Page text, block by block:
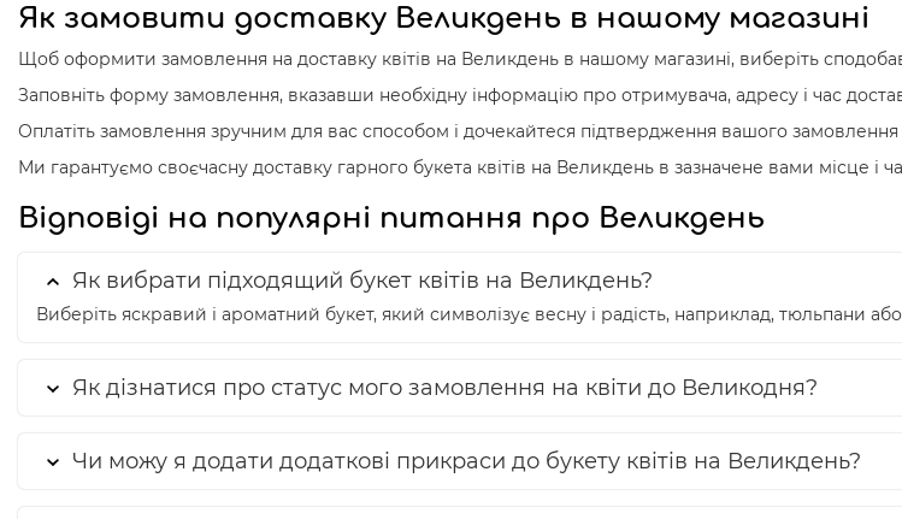
Як замовити доставку Великдень в нашому магазині
Щоб оформити замовлення на доставку квітів на Великдень в нашому магазині, виберіть
Заповніть форму замовлення, вказавши необхідну інформацію про отримувача, адресу і час
Оплатіть замовлення зручним для вас способом і дочекайтеся підтвердження вашого
Ми гарантуємо своєчасну доставку гарного букета квітів на Великдень в зазначене вами місце і
Відповіді на популярні питання про Великдень
Як вибрати підходящий букет квітів на Великдень?
Виберіть яскравий і ароматний букет, який символізує весну і радість, наприклад, тюльпани
Як дізнатися про статус мого замовлення на квіти до Великодня?
Чи можу я додати додаткові прикраси до букету квітів на Великдень?